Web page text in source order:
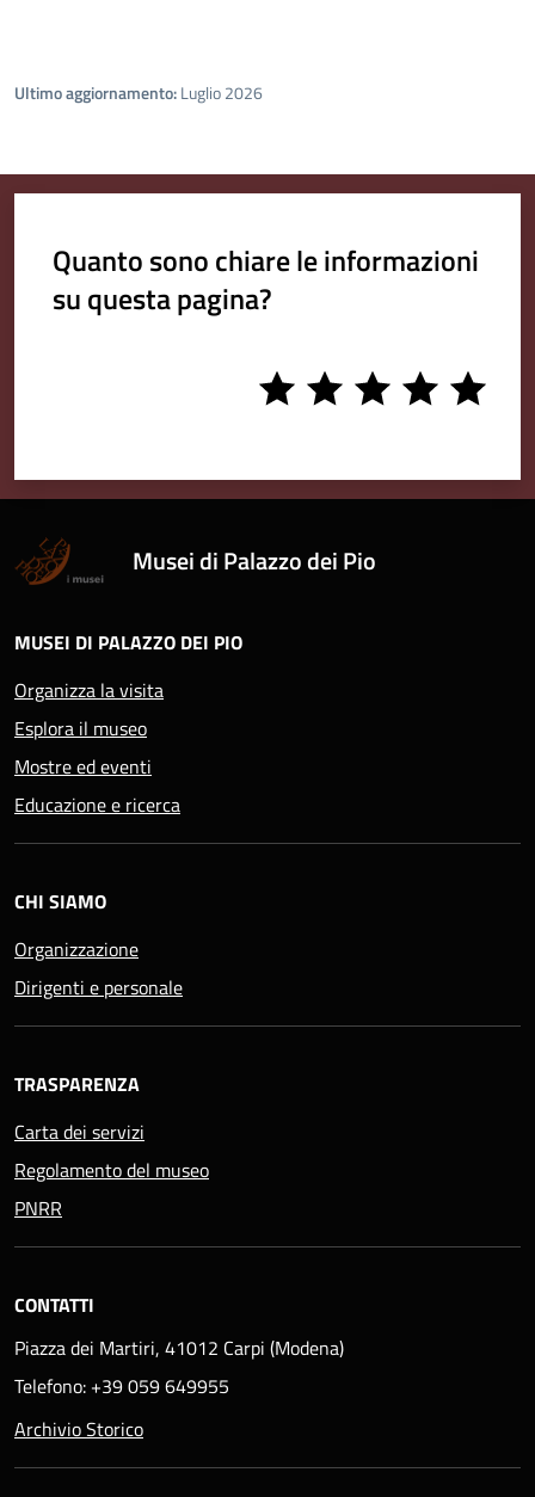
Ultimo aggiornamento:Luglio 2026
Quanto sono chiare le informazioni
su questa pagina?
5
stars
4
stars
3
stars
2
stars
1
stars
Musei di Palazzo dei Pio
MUSEI DI PALAZZO DEI PIO
Organizza la visita
Esplora il museo
Mostre ed eventi
Educazione e ricerca
CHI SIAMO
Organizzazione
Dirigenti e personale
TRASPARENZA
Carta dei servizi
Regolamento del museo
PNRR
CONTATTI
Piazza dei Martiri, 41012 Carpi (Modena)
Telefono: +39 059 649955
Archivio Storico